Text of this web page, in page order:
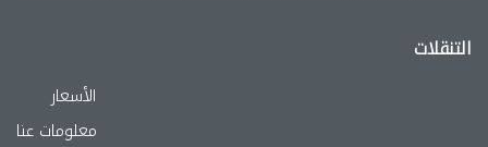
التنقلات
الأسعار
معلومات عنا